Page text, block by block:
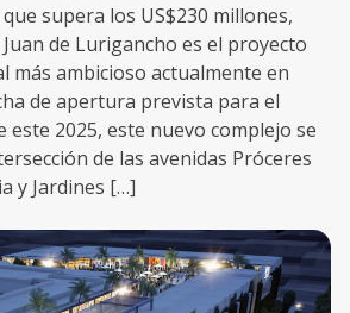
supera los US$230 millones,
de Lurigancho es el proyecto
más ambicioso actualmente en
de apertura prevista para el
2025, este nuevo complejo se
de las avenidas Próceres
y Jardines […]